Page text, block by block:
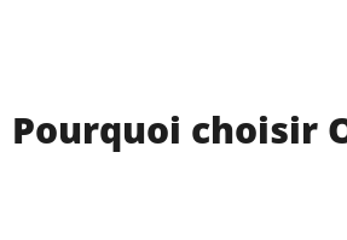
Pourquoi choisir